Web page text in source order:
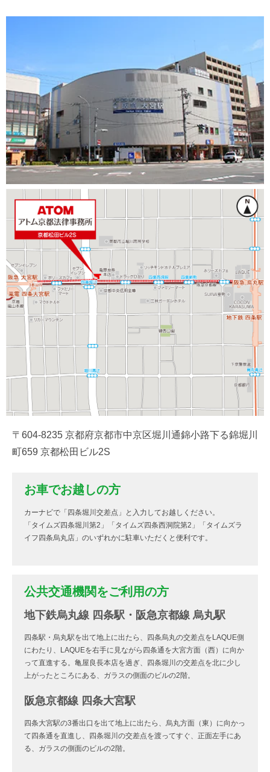
〒604-8235 京都府京都市中京区堀川通錦小路下る錦堀川
町659 京都松田ビル2S
お車でお越しの方
カーナビで「四条堀川交差点」と入力してお越しください。
「タイムズ四条堀川第2」「タイムズ四条西洞院第2」「タイムズラ
イフ四条烏丸店」のいずれかに駐車いただくと便利です。
公共交通機関をご利用の方
地下鉄烏丸線 四条駅・阪急京都線 烏丸駅
四条駅・烏丸駅を出て地上に出たら、四条烏丸の交差点をLAQUE側
にわたり、LAQUEを右手に見ながら四条通を大宮方面（西）に向か
って直進する。亀屋良長本店を過ぎ、四条堀川の交差点を北に少し
上がったところにある、ガラスの側面のビルの2階。
阪急京都線 四条大宮駅
四条大宮駅の3番出口を出て地上に出たら、烏丸方面（東）に向かっ
て四条通を直進し、四条堀川の交差点を渡ってすぐ、正面左手にあ
る、ガラスの側面のビルの2階。